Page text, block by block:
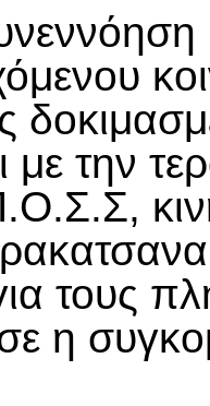
την
τους
η